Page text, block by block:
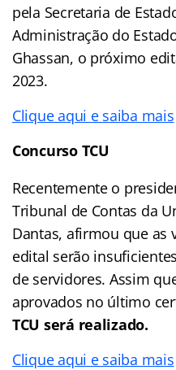
pela Secretaria de
Administração do
Ghassan, o próximo
2023.
Clique aqui e saiba mais
Concurso TCU
Recentemente o
Tribunal de Contas da
Dantas, afirmou que as
edital serão
de servidores. Assim
aprovados no último
TCU será realizado.
Clique aqui e saiba mais